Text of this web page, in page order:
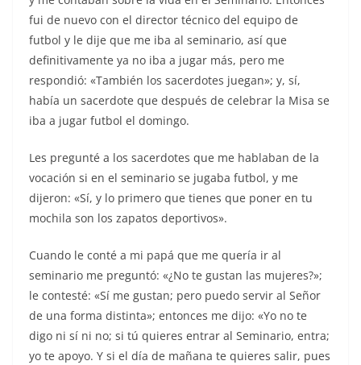
fui de nuevo con el director técnico del equipo de
futbol y le dije que me iba al seminario, así que
definitivamente ya no iba a jugar más, pero me
respondió: «También los sacerdotes juegan»; y, sí,
había un sacerdote que después de celebrar la Misa se
iba a jugar futbol el domingo.
Les pregunté a los sacerdotes que me hablaban de la
vocación si en el seminario se jugaba futbol, y me
dijeron: «Sí, y lo primero que tienes que poner en tu
mochila son los zapatos deportivos».
Cuando le conté a mi papá que me quería ir al
seminario me preguntó: «¿No te gustan las mujeres?»;
le contesté: «Sí me gustan; pero puedo servir al Señor
de una forma distinta»; entonces me dijo: «Yo no te
digo ni sí ni no; si tú quieres entrar al Seminario, entra;
yo te apoyo. Y si el día de mañana te quieres salir, pues